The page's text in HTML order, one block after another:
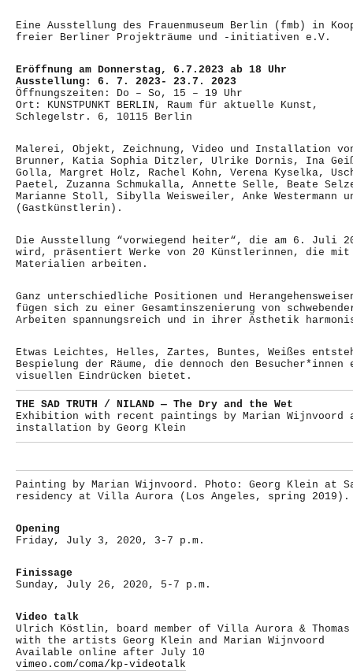
Eine Ausstellung des Frauenmuseum Berlin (fmb) in
freier Berliner Projekträume und -initiativen e.V.
Eröffnung am Donnerstag, 6.7.2023 ab 18 Uhr
Ausstellung: 6. 7. 2023- 23.7. 2023
Öffnungszeiten: Do – So, 15 – 19 Uhr
Ort: KUNSTPUNKT BERLIN, Raum für aktuelle Kunst,
Schlegelstr. 6, 10115 Berlin
Malerei, Objekt, Zeichnung, Video und Installation
Brunner, Katia Sophia Ditzler, Ulrike Dornis, Ina
Golla, Margret Holz, Rachel Kohn, Verena Kyselka,
Paetel, Zuzanna Schmukalla, Annette Selle, Beate
Marianne Stoll, Sibylla Weisweiler, Anke Westermann
(Gastkünstlerin).
Die Ausstellung “vorwiegend heiter“, die am 6. Juli
wird, präsentiert Werke von 20 Künstlerinnen, die mit
Materialien arbeiten.
Ganz unterschiedliche Positionen und
fügen sich zu einer Gesamtinszenierung von
Arbeiten spannungsreich und in ihrer Ästhetik
Etwas Leichtes, Helles, Zartes, Buntes, Weißes
Bespielung der Räume, die dennoch den
visuellen Eindrücken bietet.
THE SAD TRUTH / NILAND — The Dry and the Wet
Exhibition with recent paintings by Marian Wijnvoord
installation by Georg Klein
Painting by Marian Wijnvoord. Photo: Georg Klein at
residency at Villa Aurora (Los Angeles, spring
Opening
Friday, July 3, 2020, 3-7 p.m.
Finissage
Sunday, July 26, 2020, 5-7 p.m.
Video talk
Ulrich Köstlin, board member of Villa Aurora & Thomas
with the artists Georg Klein and Marian Wijnvoord
Available online after July 10
vimeo.com/coma/kp-videotalk